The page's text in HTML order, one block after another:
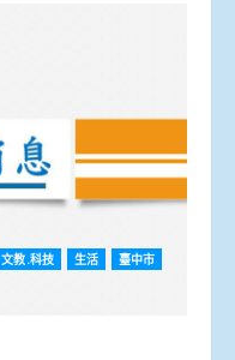
文教.科技 生活
臺中市